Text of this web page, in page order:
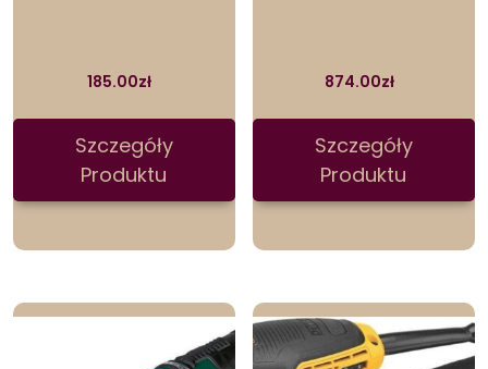
185.00zł
Szczegóły
Produktu
874.00zł
Szczegóły
Produktu